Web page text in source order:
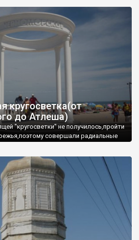
кругосветка(от
до Атлеша)
"кругосветки" не получилось,пройти
совершали радиальные